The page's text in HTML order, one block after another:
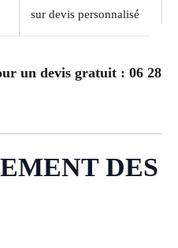
sur devis personnalisé
un devis gratuit : 06 28
DES